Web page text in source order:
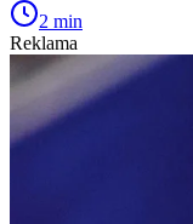
2 min
Reklama